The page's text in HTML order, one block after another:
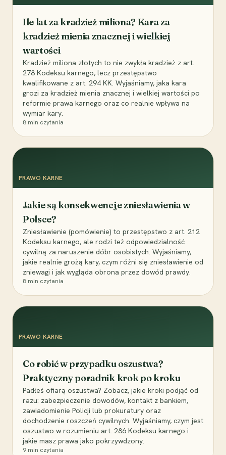
Ile lat za kradzież miliona? Kara za
kradzież mienia znacznej i wielkiej
wartości
Kradzież miliona złotych to nie zwykła kradzież z art.
278 Kodeksu karnego, lecz przestępstwo
kwalifikowane z art. 294 KK. Wyjaśniamy, jaka kara
grozi za kradzież mienia znacznej i wielkiej wartości po
reformie prawa karnego oraz co realnie wpływa na
wymiar kary.
8 min czytania
PRAWO KARNE
Jakie są konsekwencje zniesławienia w
Polsce?
Zniesławienie (pomówienie) to przestępstwo z art. 212
Kodeksu karnego, ale rodzi też odpowiedzialność
cywilną za naruszenie dóbr osobistych. Wyjaśniamy,
jakie realnie grożą kary, czym różni się zniesławienie od
zniewagi i jak wygląda obrona przez dowód prawdy.
8 min czytania
PRAWO KARNE
Co robić w przypadku oszustwa?
Praktyczny poradnik krok po kroku
Padłeś ofiarą oszustwa? Zobacz, jakie kroki podjąć od
razu: zabezpieczenie dowodów, kontakt z bankiem,
zawiadomienie Policji lub prokuratury oraz
dochodzenie roszczeń cywilnych. Wyjaśniamy, czym jest
oszustwo w rozumieniu art. 286 Kodeksu karnego i
jakie masz prawa jako pokrzywdzony.
9 min czytania